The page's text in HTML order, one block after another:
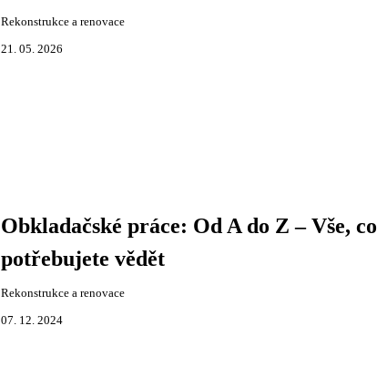
Rekonstrukce a renovace
21. 05. 2026
Obkladačské práce: Od A do Z – Vše, co
potřebujete vědět
Rekonstrukce a renovace
07. 12. 2024